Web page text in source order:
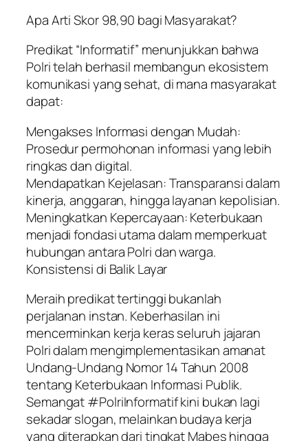
Apa Arti Skor 98,90 bagi Masyarakat?
Predikat “Informatif” menunjukkan bahwa
Polri telah berhasil membangun ekosistem
komunikasi yang sehat, di mana masyarakat
dapat:
Mengakses Informasi dengan Mudah:
Prosedur permohonan informasi yang lebih
ringkas dan digital.
Mendapatkan Kejelasan: Transparansi dalam
kinerja, anggaran, hingga layanan kepolisian.
Meningkatkan Kepercayaan: Keterbukaan
menjadi fondasi utama dalam memperkuat
hubungan antara Polri dan warga.
Konsistensi di Balik Layar
Meraih predikat tertinggi bukanlah
perjalanan instan. Keberhasilan ini
mencerminkan kerja keras seluruh jajaran
Polri dalam mengimplementasikan amanat
Undang-Undang Nomor 14 Tahun 2008
tentang Keterbukaan Informasi Publik.
Semangat #PolriInformatif kini bukan lagi
sekadar slogan, melainkan budaya kerja
yang diterapkan dari tingkat Mabes hingga